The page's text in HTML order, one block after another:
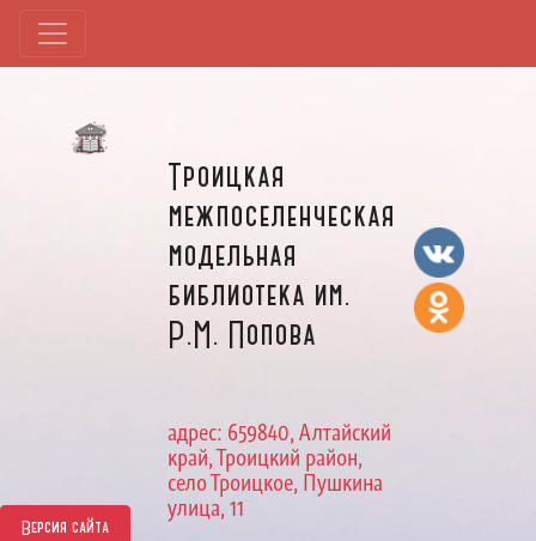
Версия сайта
Троицкая
межпоселенческая
модельная
библиотека им.
Р.М. Попова
адрес: 659840, Алтайский
край, Троицкий район,
село Троицкое, Пушкина
улица, 11